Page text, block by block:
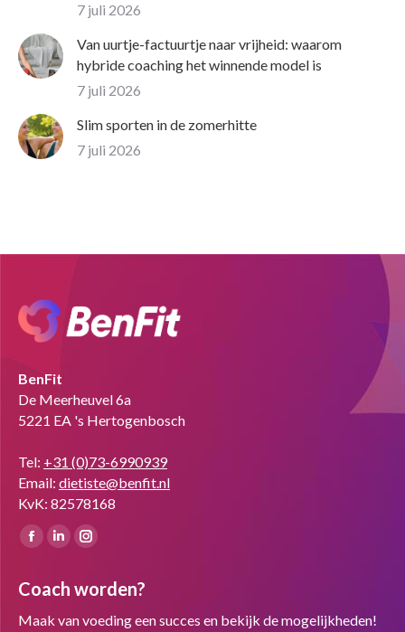
7 juli 2026
Van uurtje-factuurtje naar vrijheid: waarom
hybride coaching het winnende model is
7 juli 2026
Slim sporten in de zomerhitte
7 juli 2026
BenFit
De Meerheuvel 6a
5221 EA 's Hertogenbosch
Tel: +31 (0)73-6990939
Email: dietiste@benfit.nl
KvK: 82578168
Vind ons op:
Facebook
opens
in
Linkedin
opens
in
Instagram
opens
in
Coach worden?
Maak van voeding een succes en bekijk de mogelijkheden!